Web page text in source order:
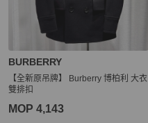
BURBERRY
【全新原吊牌】 Burberry 博柏利 大衣
雙排扣
MOP 4,143